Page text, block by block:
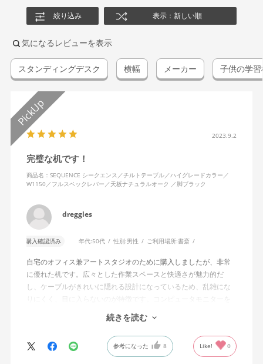
絞り込み 表示：新しい順
気になるレビューを表示
スタンディングデスク 横幅 メーカー 子供の学
2023.9.2
完璧な机です！
商品名：SEQUENCE シークエンス／チルトテーブル／ハイグレードカラー／
W1150／フルスペックレバー／天板ナチュラルオーク ／脚ブラック
dreggles
購入確認済み 年代:50代 性別:男性 ご利用場所:書斎
自宅のオフィス兼アートスタジオのために購入しましたが、非常
に優れた机です。広々とした作業スペースと快適さが魅力的だ
し、ケーブルがきれいに隠れる設計になっているため、乱雑にな
りにくく、目に入らないのが特徴です。コンピュータモニターを
置くスペースの高さも完璧で、長時間の作業でも疲れにくいで
昇降機能のおかげで、座っても立っても作業が可能で、その柔軟
続きを読む
参考になった 8 Like! 0